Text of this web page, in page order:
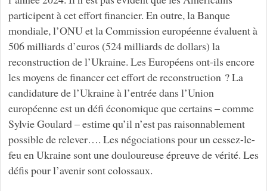
participent à cet effort financier. En outre, la Banque
mondiale, l’ONU et la Commission européenne évaluent à
506 milliards d’euros (524 milliards de dollars) la
reconstruction de l’Ukraine. Les Européens ont-ils encore
les moyens de financer cet effort de reconstruction ? La
candidature de l’Ukraine à l’entrée dans l’Union
européenne est un défi économique que certains – comme
Sylvie Goulard – estime qu’il n’est pas raisonnablement
possible de relever…. Les négociations pour un cessez-le-
feu en Ukraine sont une douloureuse épreuve de vérité. Les
défis pour l’avenir sont colossaux.